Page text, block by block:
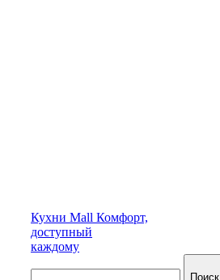
Кухни Mall Комфорт,
доступный
каждому
Поиск